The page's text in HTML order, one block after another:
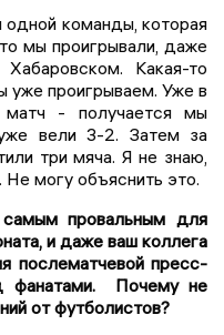
одной команды, которая
мы проигрывали, даже
Какая-то
уже проигрываем. Уже в
- получается мы
вели 3-2. Затем за
три мяча. Я не знаю,
Не могу объяснить это.
провальным для
и даже ваш коллега
послематчевой пресс-
фанатами. Почему не
от футболистов?